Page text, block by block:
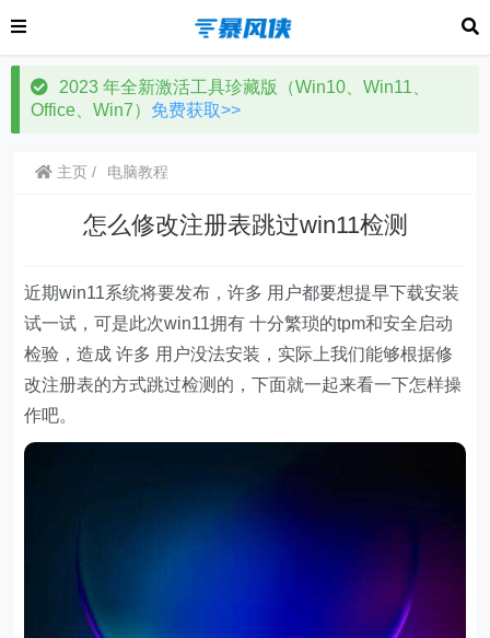
2023 年全新激活工具珍藏版（Win10、Win11、
Office、Win7） 免费获取>>
主页 电脑教程
怎么修改注册表跳过win11检测
近期win11系统将要发布，许多 用户都要想提早下载安装
试一试，可是此次win11拥有 十分繁琐的tpm和安全启动
检验，造成 许多 用户没法安装，实际上我们能够根据修
改注册表的方式跳过检测的，下面就一起来看一下怎样操
作吧。